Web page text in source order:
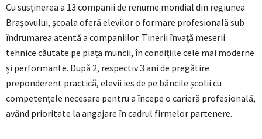
Cu susținerea a 13 companii de renume mondial din regiunea
Brașovului, școala oferă elevilor o formare profesională sub
îndrumarea atentă a companiilor. Tinerii învață meserii
tehnice căutate pe piața muncii, în condițiile cele mai moderne
și performante. După 2, respectiv 3 ani de pregătire
preponderent practică, elevii ies de pe băncile școlii cu
competențele necesare pentru a începe o carieră profesională,
având prioritate la angajare în cadrul firmelor partenere.